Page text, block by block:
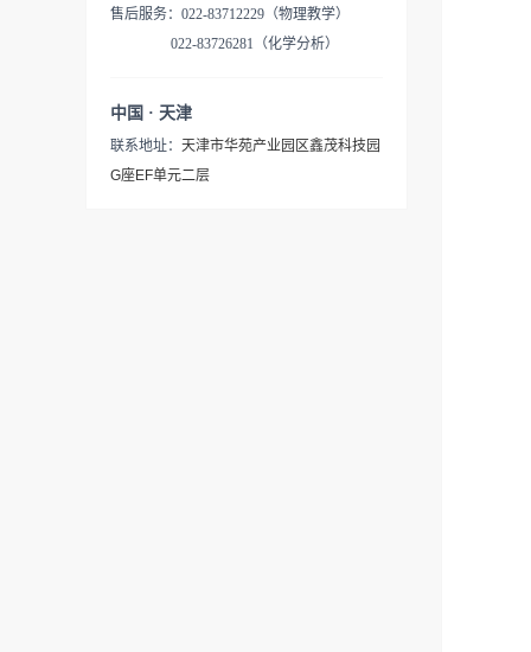
售后服务：022-83712229（物理教学）
022-83726281（化学分析）
中国 · 天津
联系地址： 天津市华苑产业园区鑫茂科技园
G座EF单元二层